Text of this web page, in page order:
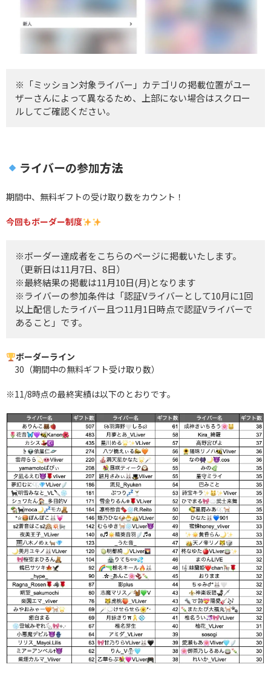
※「ミッション対象ライバー」カテゴリの掲載位置がユー
ザーさんによって異なるため、上部にない場合はスクロー
ルしてご確認ください。
ライバーの参加方法
期間中、無料ギフトの受け取り数をカウント！
今回もボーダー制度
※ボーダー達成者をこちらのページに掲載いたします。
（更新日は11月7日、8日）
※最終結果の掲載は11月10日(月)となります
※ライバーの参加条件は「認証Vライバーとして10月に1回
以上配信したライバー且つ11月1日時点で認証Vライバーで
あること」です。
ボーダーライン
30（期間中の無料ギフト受け取り数）
※11/8時点の最終実績は以下のとおりです。